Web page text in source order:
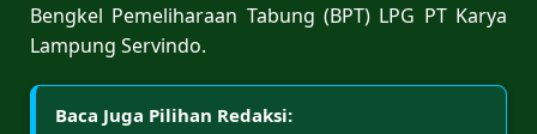
Bengkel Pemeliharaan Tabung (BPT) LPG PT Karya
Lampung Servindo.
Baca Juga Pilihan Redaksi: